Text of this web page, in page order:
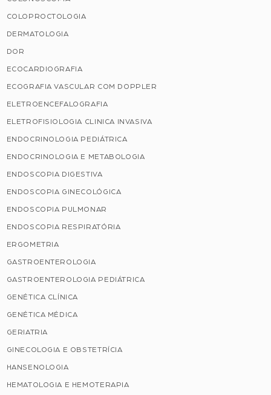
COLOPROCTOLOGIA
DERMATOLOGIA
DOR
ECOCARDIOGRAFIA
ECOGRAFIA VASCULAR COM DOPPLER
ELETROENCEFALOGRAFIA
ELETROFISIOLOGIA CLINICA INVASIVA
ENDOCRINOLOGIA PEDIÁTRICA
ENDOCRINOLOGIA E METABOLOGIA
ENDOSCOPIA DIGESTIVA
ENDOSCOPIA GINECOLÓGICA
ENDOSCOPIA PULMONAR
ENDOSCOPIA RESPIRATÓRIA
ERGOMETRIA
GASTROENTEROLOGIA
GASTROENTEROLOGIA PEDIÁTRICA
GENÉTICA CLÍNICA
GENÉTICA MÉDICA
GERIATRIA
GINECOLOGIA E OBSTETRÍCIA
HANSENOLOGIA
HEMATOLOGIA E HEMOTERAPIA